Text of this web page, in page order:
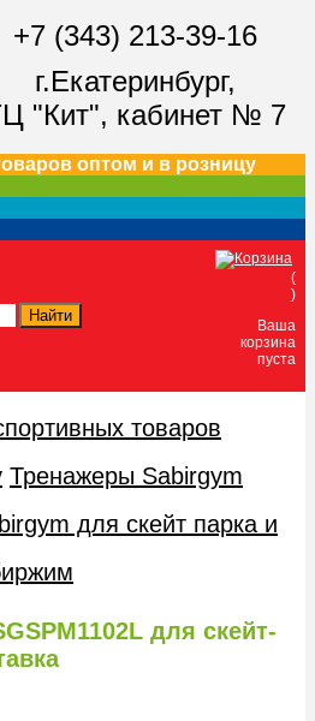
+7 (343) 213-39-16
г.Екатеринбург,
"Кит", кабинет № 7
оптом и в розницу
(
)
Ваша
корзина
пуста
товаров
Тренажеры Sabirgym
для скейт парка и
для скейт-